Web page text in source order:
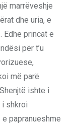
marrëveshje
dhe uria, e
princat e
për t’u
më parë
ishte i
i shkroi
papranueshme